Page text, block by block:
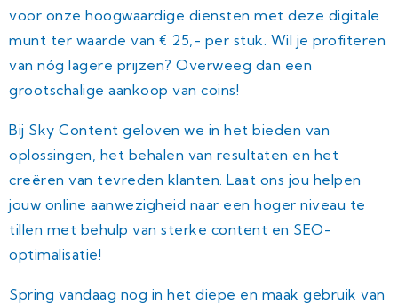
voor onze hoogwaardige diensten met deze digitale
munt ter waarde van € 25,- per stuk. Wil je profiteren
van nóg lagere prijzen? Overweeg dan een
grootschalige aankoop van coins!
Bij Sky Content geloven we in het bieden van
oplossingen, het behalen van resultaten en het
creëren van tevreden klanten. Laat ons jou helpen
jouw online aanwezigheid naar een hoger niveau te
tillen met behulp van sterke content en SEO-
optimalisatie!
Spring vandaag nog in het diepe en maak gebruik van